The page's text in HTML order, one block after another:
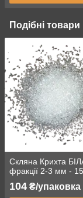
Подібні товари
Скляна Крихта
фракції 2-3 мм -
104 ₴/упаковка